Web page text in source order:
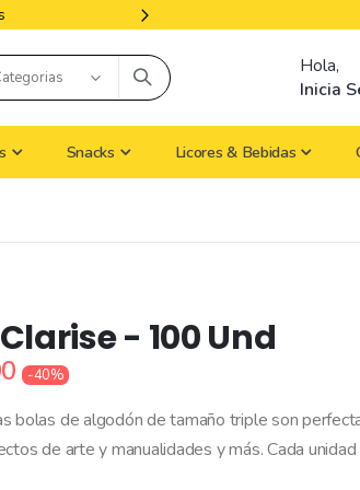
Hola,
Inicia
Snacks Licores & Bebidas
- 100 Und
-40%
bolas de algodón de tamaño triple son
de arte y manualidades y más. Cada